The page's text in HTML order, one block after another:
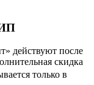
действуют после
скидка
только в